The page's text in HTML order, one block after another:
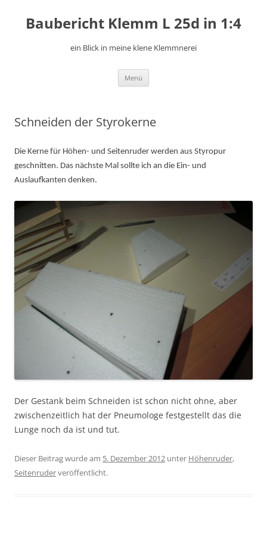
springen
Baubericht Klemm L 25d in 1:4
ein Blick in meine klene Klemmnerei
Menü
Schneiden der Styrokerne
Die Kerne für Höhen- und Seitenruder werden aus Styropur
geschnitten. Das nächste Mal sollte ich an die Ein- und
Auslaufkanten denken.
Der Gestank beim Schneiden ist schon nicht ohne, aber
zwischenzeitlich hat der Pneumologe festgestellt das die
Lunge noch da ist und tut.
Dieser Beitrag wurde am 5. Dezember 2012 unter Höhenruder,
Seitenruderveröffentlicht.